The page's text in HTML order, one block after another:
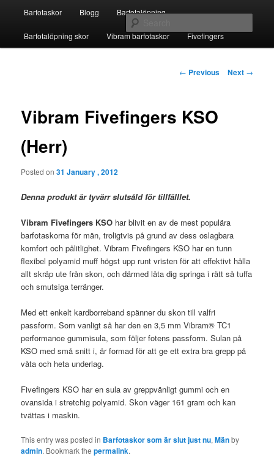
primary
contentBarfotaskor
Barfotaskor Blogg Barfotalöpning
Barfotalöpning skor Vibram barfotaskor Fivefingers
Post
← Previous Next →
Vibram Fivefingers KSO
(Herr)
Posted on31 January , 2012
Denna produkt är tyvärr slutsåld för tillfälllet.
Vibram Fivefingers KSO har blivit en av de mest populära
barfotaskorna för män, troligtvis på grund av dess oslagbara
komfort och pålitlighet. Vibram Fivefingers KSO har en tunn
flexibel polyamid muff högst upp runt vristen för att effektivt hålla
allt skräp ute från skon, och därmed låta dig springa i rätt så tuffa
och smutsiga terränger.
Med ett enkelt kardborreband spänner du skon till valfri
passform. Som vanligt så har den en 3,5 mm Vibram® TC1
performance gummisula, som följer fotens passform. Sulan på
KSO med små snitt i, är formad för att ge ett extra bra grepp på
våta och heta underlag.
Fivefingers KSO har en sula av greppvänligt gummi och en
ovansida i stretchig polyamid. Skon väger 161 gram och kan
tvättas i maskin.
This entry was posted in Barfotaskor som är slut just nu,Mänby
admin. Bookmark thepermalink.